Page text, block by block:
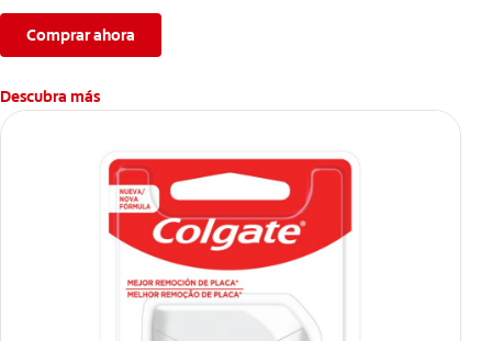
Comprar ahora
Descubra más